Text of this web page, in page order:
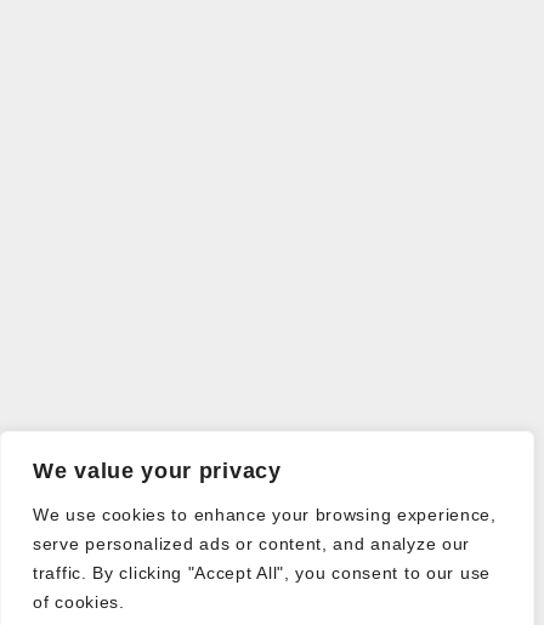
We value your privacy
We use cookies to enhance your browsing experience,
serve personalized ads or content, and analyze our
traffic. By clicking "Accept All", you consent to our use
of cookies.